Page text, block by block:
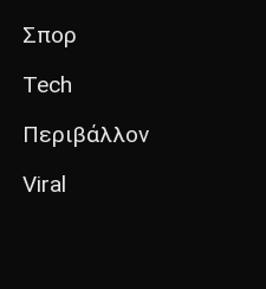
Σπορ
Tech
Περιβάλλον
Viral